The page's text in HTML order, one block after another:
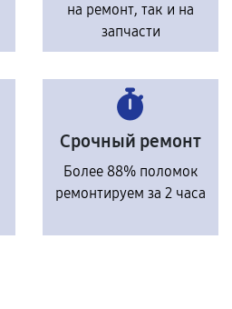
на ремонт, так и на
запчасти
Срочный ремонт
Более 88% поломок
ремонтируем за 2 часа